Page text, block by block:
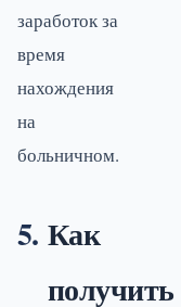
заработок за
время
нахождения
на
больничном.
Как
получить